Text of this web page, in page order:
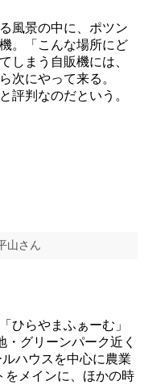
風景の中に、ポツン
。「こんな場所にど
しまう自販機には、
次にやって来る。
評判なのだという。
山さん
ひらやまふぁーむ」
・グリーンパーク近く
ハウスを中心に農業
をメインに、ほかの時